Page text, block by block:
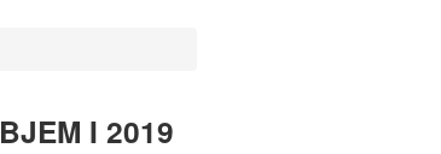
BJEM I 2019